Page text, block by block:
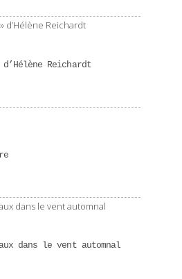
d’Hélène Reichardt
dans le vent automnal